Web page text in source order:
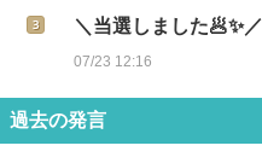
＼当選しました🥟✨／
07/23 12:16
過去の発言